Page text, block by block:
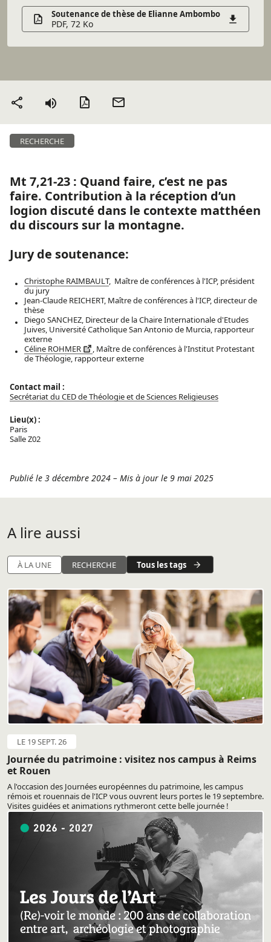
Soutenance de thèse de Elianne Ambombo
PDF, 72 Ko
Partager Version PDF
RECHERCHE
Mt 7,21-23 : Quand faire, c’est ne pas
faire. Contribution à la réception d’un
logion discuté dans le contexte matthéen
du discours sur la montagne.
Jury de soutenance:
Christophe RAIMBAULT, Maître de conférences à l'ICP, président
du jury
Jean-Claude REICHERT, Maître de conférences à l'ICP, directeur de
thèse
Diego SANCHEZ, Directeur de la Chaire Internationale d'Etudes
Juives, Université Catholique San Antonio de Murcia, rapporteur
externe
Céline ROHMER
, Maître de conférences à l'Institut Protestant
de Théologie, rapporteur externe
Contact mail :
Secrétariat du CED de Théologie et de Sciences Religieuses
Lieu(x) :
Paris
Salle Z02
Publié le 3 décembre 2024 – Mis à jour le 9 mai 2025
A lire aussi
À LA UNE RECHERCHE Tous les tags
LE 19 SEPT. 26
Journée du patrimoine : visitez nos campus à Reims
et Rouen
A l'occasion des Journées européennes du patrimoine, les campus
rémois et rouennais de l'ICP vous ouvrent leurs portes le 19 septembre.
Visites guidées et animations rythmeront cette belle journée !